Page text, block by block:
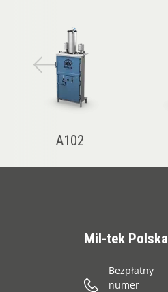
A102
Mil-tek Polska
Bezpłatny
numer